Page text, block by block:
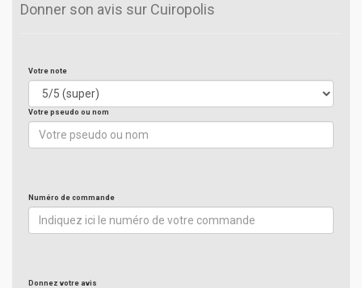
Donner son avis sur Cuiropolis
Votre note
Votre pseudo ou nom
Numéro de commande
Donnez votre avis